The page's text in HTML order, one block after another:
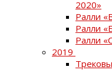
2020»
Ралли
Ралли
Ралли
2019